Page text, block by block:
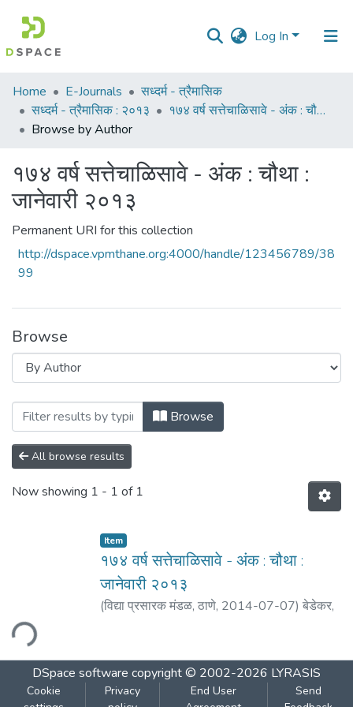
Log In
Communities
&
Collections
All of DSpace
Home E-Journals
सध्दर्म - त्रैमासिक
सध्दर्म - त्रैमासिक : २०१३
१७४ वर्ष सत्तेचाळिसावे - अंक : चौथा : जानेवारी २०१३
Browse by Author
१७४ वर्ष सत्तेचाळिसावे - अंक : चौथा :
जानेवारी २०१३
Permanent URI for this collection
http://dspace.vpmthane.org:4000/handle/123456789/38
99
Browse
Browsing १७४ वर्ष सत्तेचाळिसावे - अंक : चौथा :
Browse
All browse results
Now showing 1 - 1 of 1
Item
१७४ वर्ष सत्तेचाळिसावे - अंक : चौथा :
जानेवारी २०१३
(विद्या प्रसारक मंडळ, ठाणे, 2014-07-07) बेडेकर,
DSpace software copyright © 2002-2026 LYRASIS
Cookie
Privacy
End User
Send